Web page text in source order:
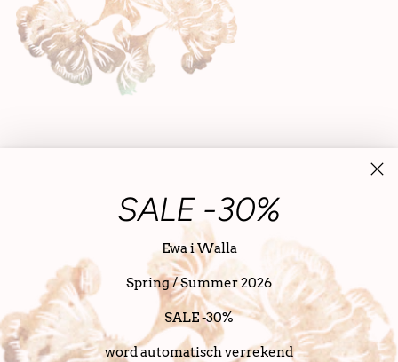
SALE -30%
Ewa i Walla
Spring / Summer 2026
SALE -30%
word automatisch verrekend
taal
Nederlands Nederland (EUR €)
Copyright © 2026, SanDahlia. alle rechten voorbehouden
Powered bij SanDahlia